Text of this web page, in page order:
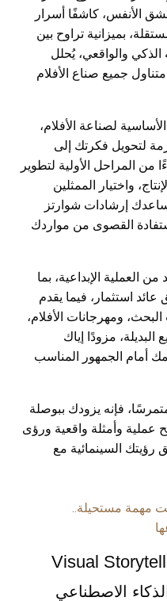
الأنفس، كاشفًا أسرار
بميزانية تراوح بين
الذكي والواقعي، يُحلل
جميع صناع الأفلام
لصناعة الأفلام،
لتحويل فكرتك إلى
المراحل الأولية لتطوير
واختيار الممثلين
إرشادات شوارتز
القصوى من مواردك
العملية الإبداعية، بما
استثمار، فيما يقدم
ومهرجانات الأفلام،
مزودًا إياك
أمام الجمهور المناسب
فإنه يزودك ببوصلة
عملية وأمثلة واقعية ورؤى
رؤيتك السينمائية مع
مهمة مستحيلة..
Visual
الاصطناعي